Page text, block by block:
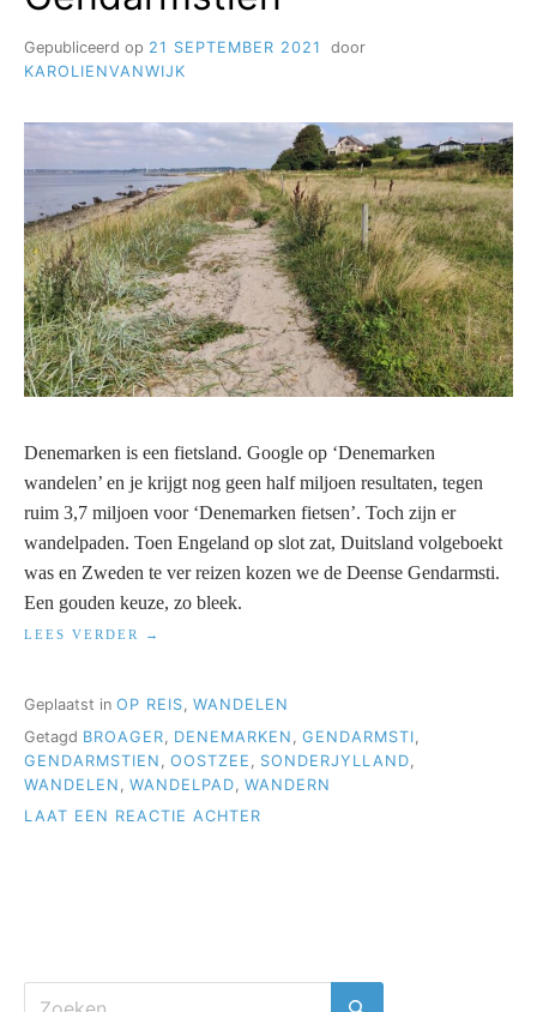
Gepubliceerd op 21 SEPTEMBER 2021
door
KAROLIENVANWIJK
Denemarken is een fietsland. Google op ‘Denemarken
wandelen’ en je krijgt nog geen half miljoen resultaten, tegen
ruim 3,7 miljoen voor ‘Denemarken fietsen’. Toch zijn er
wandelpaden. Toen Engeland op slot zat, Duitsland volgeboekt
was en Zweden te ver reizen kozen we de Deense Gendarmsti.
Een gouden keuze, zo bleek.
LEES VERDER “GENDARMSTIEN”
Geplaatst in OP REIS, WANDELEN
Getagd BROAGER DENEMARKEN GENDARMSTI
GENDARMSTIEN
OOSTZEE SONDERJYLLAND
WANDELEN
WANDELPAD WANDERN
LAAT EEN REACTIE ACHTER
Zoeken